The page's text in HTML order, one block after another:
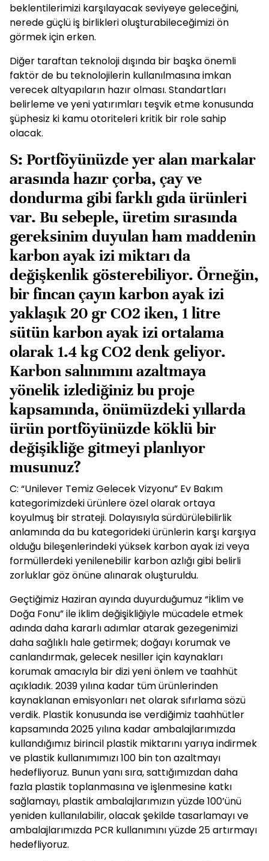
beklentilerimizi karşılayacak seviyeye geleceğini,
nerede güçlü iş birlikleri oluşturabileceğimizi ön
görmek için erken.
Diğer taraftan teknoloji dışında bir başka önemli
faktör de bu teknolojilerin kullanılmasına imkan
verecek altyapıların hazır olması. Standartları
belirleme ve yeni yatırımları teşvik etme konusunda
şüphesiz ki kamu otoriteleri kritik bir role sahip
olacak.
S: Portföyünüzde yer alan markalar
arasında hazır çorba, çay ve
dondurma gibi farklı gıda ürünleri
var. Bu sebeple, üretim sırasında
gereksinim duyulan ham maddenin
karbon ayak izi miktarı da
değişkenlik gösterebiliyor. Örneğin,
bir fincan çayın karbon ayak izi
yaklaşık 20 gr CO2 iken, 1 litre
sütün karbon ayak izi ortalama
olarak 1.4 kg CO2 denk geliyor.
Karbon salınımını azaltmaya
yönelik izlediğiniz bu proje
kapsamında, önümüzdeki yıllarda
ürün portföyünüzde köklü bir
değişikliğe gitmeyi planlıyor
musunuz?
C: “Unilever Temiz Gelecek Vizyonu” Ev Bakım
kategorimizdeki ürünlere özel olarak ortaya
koyulmuş bir strateji. Dolayısıyla sürdürülebilirlik
anlamında da bu kategorideki ürünlerin karşı karşıya
olduğu bileşenlerindeki yüksek karbon ayak izi veya
formüllerdeki yenilenebilir karbon azlığı gibi belirli
zorluklar göz önüne alınarak oluşturuldu.
Geçtiğimiz Haziran ayında duyurduğumuz “İklim ve
Doğa Fonu” ile iklim değişikliğiyle mücadele etmek
adında daha kararlı adımlar atarak gezegenimizi
daha sağlıklı hale getirmek; doğayı korumak ve
canlandırmak, gelecek nesiller için kaynakları
korumak amacıyla bir dizi yeni önlem ve taahhüt
açıkladık. 2039 yılına kadar tüm ürünlerinden
kaynaklanan emisyonları net olarak sıfırlama sözü
verdik. Plastik konusunda ise verdiğimiz taahhütler
kapsamında 2025 yılına kadar ambalajlarımızda
kullandığımız birincil plastik miktarını yarıya indirmek
ve plastik kullanımımızı 100 bin ton azaltmayı
hedefliyoruz. Bunun yanı sıra, sattığımızdan daha
fazla plastik toplanmasına ve işlenmesine katkı
sağlamayı, plastik ambalajlarımızın yüzde 100’ünü
yeniden kullanılabilir, olacak şekilde tasarlamayı ve
ambalajlarımızda PCR kullanımını yüzde 25 artırmayı
hedefliyoruz.